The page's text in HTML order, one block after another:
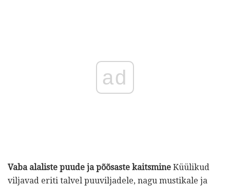
ad
Vaba alaliste puude ja põõsaste kaitsmine Küülikud
viljavad eriti talvel puuviljadele, nagu mustikale ja